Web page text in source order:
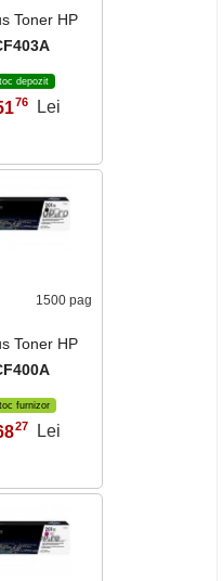
Toner HP
depozit
76 Lei
1500 pag
Toner HP
furnizor
27 Lei